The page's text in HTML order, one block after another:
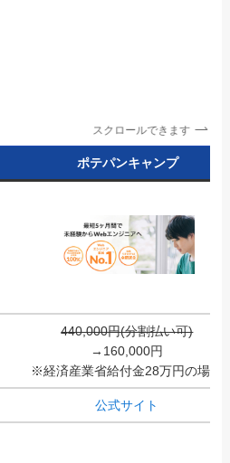
スクロールできます
ポテパンキャンプ
440,000円(分割払い可)
→ 160,000円
※経済産業省給付金28万円の場合
公式サイト